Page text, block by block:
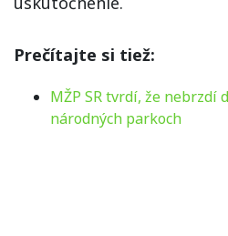
Prečítajte si tiež:
MŽP SR tvrdí, že nebrzdí
národných parkoch